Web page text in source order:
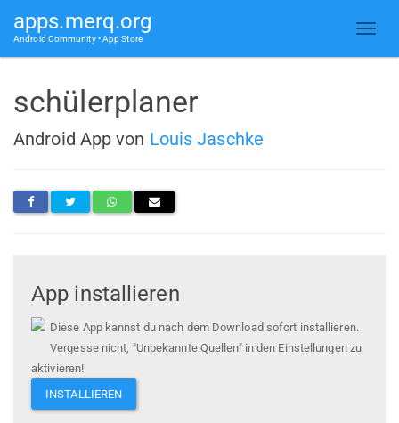
apps.merq.org
Android Community • App Store
schülerplaner
Android App von Louis Jaschke
App installieren
Diese App kannst du nach dem Download sofort installieren.
Vergesse nicht, "Unbekannte Quellen" in den Einstellungen zu
aktivieren!
INSTALLIEREN